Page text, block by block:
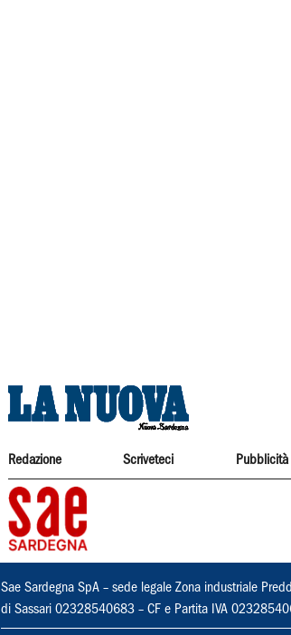
Redazione Scriveteci Pubblicità
Sae Sardegna SpA – sede legale Zona industriale
di Sassari 02328540683 – CF e Partita IVA